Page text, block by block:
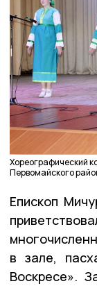
Хореографический
Первомайского
Епископ
в зале,
Воскресе».